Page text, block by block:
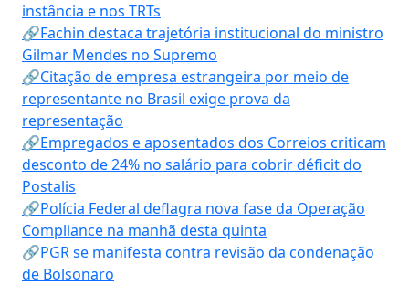
instância e nos TRTs
🔗Fachin destaca trajetória institucional do ministro
Gilmar Mendes no Supremo
🔗Citação de empresa estrangeira por meio de
representante no Brasil exige prova da
representação
🔗Empregados e aposentados dos Correios criticam
desconto de 24% no salário para cobrir déficit do
Postalis
🔗Polícia Federal deflagra nova fase da Operação
Compliance na manhã desta quinta
🔗PGR se manifesta contra revisão da condenação
de Bolsonaro